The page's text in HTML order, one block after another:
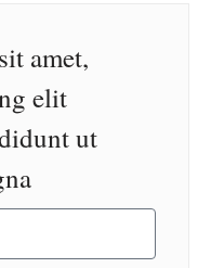
amet,
elit
ut